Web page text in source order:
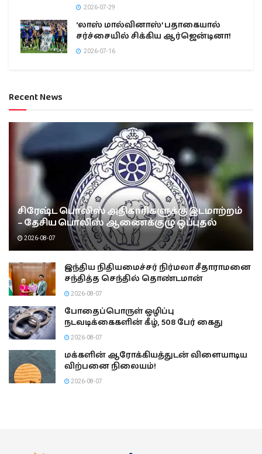
2026-07-29
‘லாஸ் மால்வினாஸ்’ பதாகையால்
சர்ச்சையில் சிக்கிய ஆர்ஜென்டினா!
2026-07-16
Recent News
சிரேஷ்ட பொலிஸ் அதிகாரிகளுக்கு இடமாற்றம்
– தேசிய பொலிஸ் ஆணைக்குழு ஒப்புதல்
2026-08-07
இந்திய நிதியமைச்சர் நிர்மலா சீதாராமனை
சந்தித்த செந்தில் தொண்டமான்
2026-08-07
போதைப்பொருள் ஒழிப்பு
நடவடிக்கைகளின் கீழ், 508 பேர் கைது
2026-08-07
மக்களின் ஆரோக்கியத்துடன் விளையாடிய
விற்பனை நிலையம்!
2026-08-07